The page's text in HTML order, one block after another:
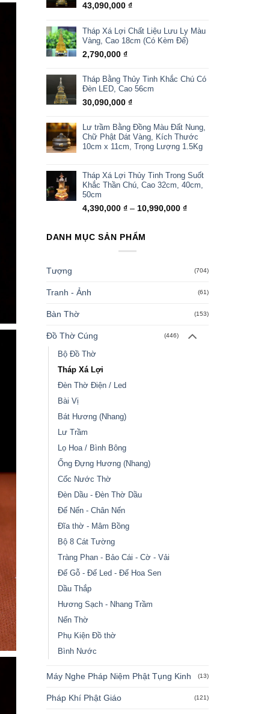
43,090,000 ₫
Tháp Xá Lợi Chất Liệu Lưu Ly Màu
Vàng, Cao 18cm (Có Kèm Đế)
2,790,000 ₫
Tháp Bằng Thủy Tinh Khắc Chú Có
Đèn LED, Cao 56cm
30,090,000 ₫
Lư trầm Bằng Đồng Màu Đất Nung,
Chữ Phật Dát Vàng, Kích Thước
10cm x 11cm, Trọng Lượng 1.5Kg
Tháp Xá Lợi Thủy Tinh Trong Suốt
Khắc Thần Chú, Cao 32cm, 40cm,
50cm
4,390,000 ₫ – 10,990,000 ₫Khoảng
DANH MỤC SẢN PHẨM
Tượng (704)
Tranh - Ảnh (61)
Bàn Thờ (153)
Đồ Thờ Cúng (446)
Bộ Đồ Thờ
Tháp Xá Lợi
Đèn Thờ Điện / Led
Bài Vị
Bát Hương (Nhang)
Lư Trầm
Lọ Hoa / Bình Bông
Ống Đựng Hương (Nhang)
Cốc Nước Thờ
Đèn Dầu - Đèn Thờ Dầu
Đế Nến - Chân Nến
Đĩa thờ - Mâm Bồng
Bộ 8 Cát Tường
Tràng Phan - Bảo Cái - Cờ - Vải
Đế Gỗ - Đế Led - Đế Hoa Sen
Dầu Thắp
Hương Sạch - Nhang Trầm
Nến Thờ
Phụ Kiện Đồ thờ
Bình Nước
Máy Nghe Pháp Niệm Phật Tụng Kinh (13)
Pháp Khí Phật Giáo (121)